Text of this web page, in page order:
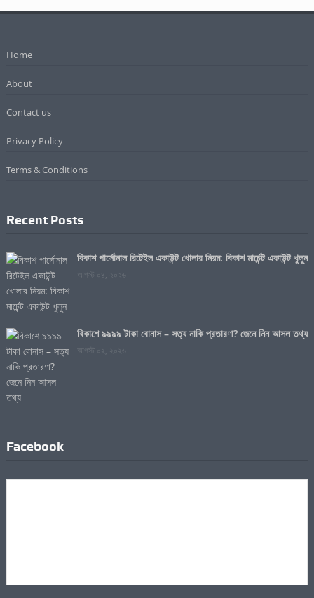
Home
About
Contact us
Privacy Policy
Terms & Conditions
Recent Posts
বিকাশ পার্সোনাল রিটেইল একাউন্ট খোলার নিয়ম: বিকাশ মার্চেন্ট একাউন্ট খুলুন
আগস্ট ০৪, ২০২৬
বিকাশে ৯৯৯৯ টাকা বোনাস – সত্য নাকি প্রতারণা? জেনে নিন আসল তথ্য
আগস্ট ০২, ২০২৬
Facebook